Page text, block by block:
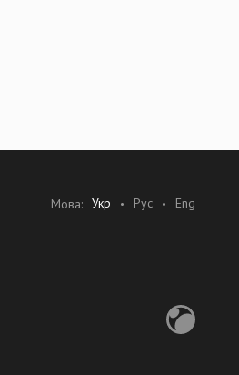
Мова: Укр Рус Eng